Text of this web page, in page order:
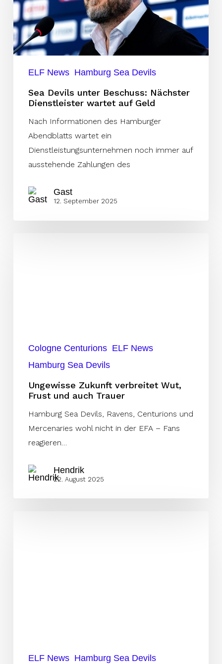
Nächster
Dienstleister
wartet
auf
ELF News Hamburg Sea Devils
Sea Devils unter Beschuss: Nächster
Dienstleister wartet auf Geld
Nach Informationen des Hamburger
Abendblatts wartet ein
Dienstleistungsunternehmen noch immer auf
ausstehende Zahlungen des
Gast
12. September 2025
Cologne Centurions ELF News
Hamburg Sea Devils
Ungewisse Zukunft verbreitet Wut,
Frust und auch Trauer
Hamburg Sea Devils, Ravens, Centurions und
Mercenaries wohl nicht in der EFA – Fans
reagieren…
Hendrik
22. August 2025
ELF News Hamburg Sea Devils